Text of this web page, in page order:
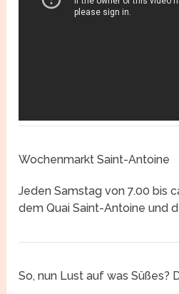
Wochenmarkt Saint-Antoine
Jeden Samstag von 7.00 bis
dem Quai Saint-Antoine und
So, nun Lust auf was Süßes?